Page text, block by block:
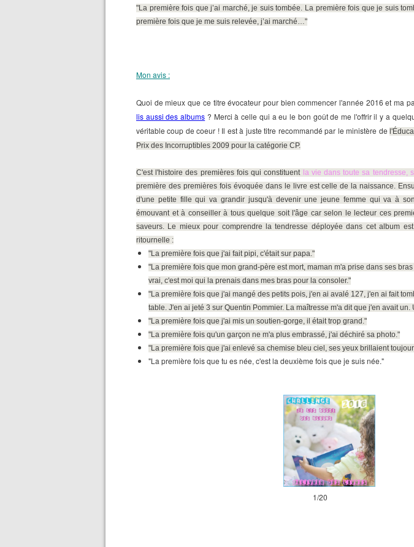
"La première fois que j’ai marché, je suis tombée. La première fois que je suis
première fois que je me suis relevée, j’ai marché…"
Mon avis :
Quoi de mieux que ce titre évocateur pour bien commencer l'année 2016 et ma
lis aussi des albums ? Merci à celle qui a eu le bon goût de me l'offriril y a
véritable coup de coeur ! Il est à juste titre recommandé par le ministère de
Prix des Incorruptibles 2009 pour la catégorie CP.
C'est l'histoire des premières fois qui constituent la vie dans toute sa tendresse,
première des premières fois évoquée dans le livre est celle de la naissance.
d'une petite fille qui va grandir jusqu'à devenir une jeune femme qui va à
émouvant et à conseiller à tous quelque soit l'âge car selon le lecteur ces
saveurs. Le mieux pour comprendre la tendresse déployée dans cet album
ritournelle :
"La première fois que j'ai fait pipi, c'était sur papa."
"La première fois que mon grand-père est mort, maman m'a prise dans ses
vrai, c'est moi qui la prenais dans mes bras pour la consoler."
"La première fois que j'ai mangé des petits pois, j'en ai avalé 127, j'en ai fait
table. J'en ai jeté 3 sur Quentin Pommier. La maîtresse m'a dit que j'en avait un.
"La première fois que j'ai mis un soutien-gorge, il était trop grand."
"La première fois qu'un garçon ne m'a plus embrassé, j'ai déchiré sa photo."
"La première fois que j'ai enlevé sa chemise bleu ciel, ses yeux brillaient
"La première fois que tu es née, c'est la deuxième fois que je suis née."
1/20